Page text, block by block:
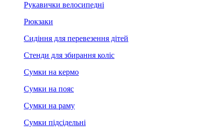
Рукавички велосипедні
Рюкзаки
Сидіння для перевезення дітей
Стенди для збирання коліс
Сумки на кермо
Сумки на пояс
Сумки на раму
Сумки підсідельні